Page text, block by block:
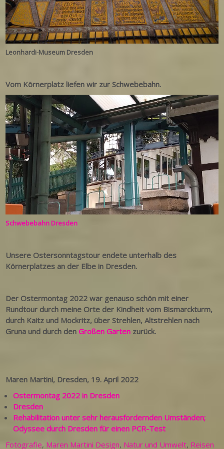
Leonhardi-Museum Dresden
Vom Körnerplatz liefen wir zur Schwebebahn.
Schwebebahn Dresden
Unsere Ostersonntagstour endete unterhalb des
Körnerplatzes an der Elbe in Dresden.
Der Ostermontag 2022 war genauso schön mit einer
Rundtour durch meine Orte der Kindheit vom Bismarckturm,
durch Kaitz und Mockritz, über Strehlen, Altstrehlen nach
Gruna und durch denGroßen Garten zurück.
Maren Martini, Dresden, 19. April 2022
Ostermontag 2022 in Dresden
Dresden
Rehabilitation unter sehr herausfordernden Umständen;
Odyssee durch Dresden für einen PCR-Test
Fotografie, Maren Martini Design, Natur und Umwelt, Reisen